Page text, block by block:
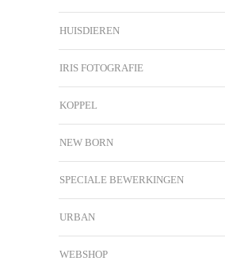
HUISDIEREN
IRIS FOTOGRAFIE
KOPPEL
NEW BORN
SPECIALE BEWERKINGEN
URBAN
WEBSHOP